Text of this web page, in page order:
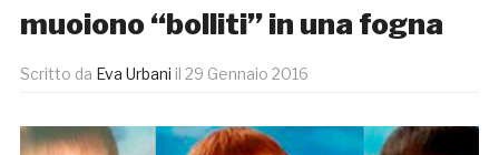
muoiono “bolliti” in una fogna
Scritto da Eva Urbani il 29 Gennaio 2016